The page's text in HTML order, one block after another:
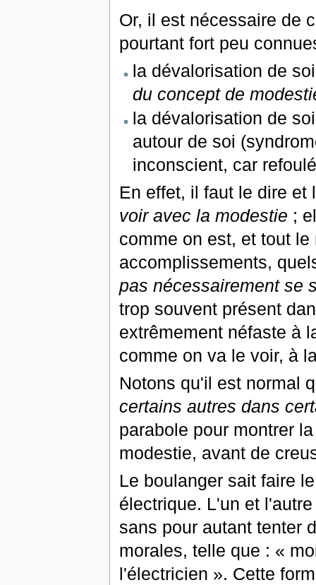
Or, il est nécessaire de
pourtant fort peu
la dévalorisation de
du concept de
la dévalorisation de
autour de soi
inconscient, car
En effet, il faut le dire et
voir avec la modestie ;
comme on est, et tout
accomplissements,
pas nécessairement se
trop souvent présent
extrêmement néfaste à
comme on va le voir, à
Notons qu'il est normal
certains autres dans
parabole pour montrer
modestie, avant de
Le boulanger sait faire
électrique. L'un et
sans pour autant tenter
morales, telle que : «
l'électricien ». Cette